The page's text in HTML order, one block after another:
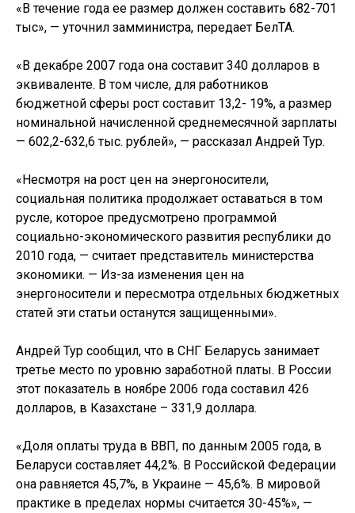
«В течение года ее размер должен составить 682-701
тыс», — уточнил замминистра, передает БелТА.
«В декабре 2007 года она составит 340 долларов в
эквиваленте. В том числе, для работников
бюджетной сферы рост составит 13,2- 19%, а размер
номинальной начисленной среднемесячной зарплаты
— 602,2-632,6 тыс. рублей», — рассказал Андрей Тур.
«Несмотря на рост цен на энергоносители,
социальная политика продолжает оставаться в том
русле, которое предусмотрено программой
социально-экономического развития республики до
2010 года, — считает представитель министерства
экономики. — Из-за изменения цен на
энергоносители и пересмотра отдельных бюджетных
статей эти статьи останутся защищенными».
Андрей Тур сообщил, что в СНГ Беларусь занимает
третье место по уровню заработной платы. В России
этот показатель в ноябре 2006 года составил 426
долларов, в Казахстане – 331,9 доллара.
«Доля оплаты труда в ВВП, по данным 2005 года, в
Беларуси составляет 44,2%. В Российской Федерации
она равняется 45,7%, в Украине — 45,6%. В мировой
практике в пределах нормы считается 30-45%», —